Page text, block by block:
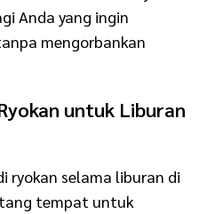
Anda yang ingin
mengorbankan
untuk Liburan
ryokan selama liburan di
tempat untuk